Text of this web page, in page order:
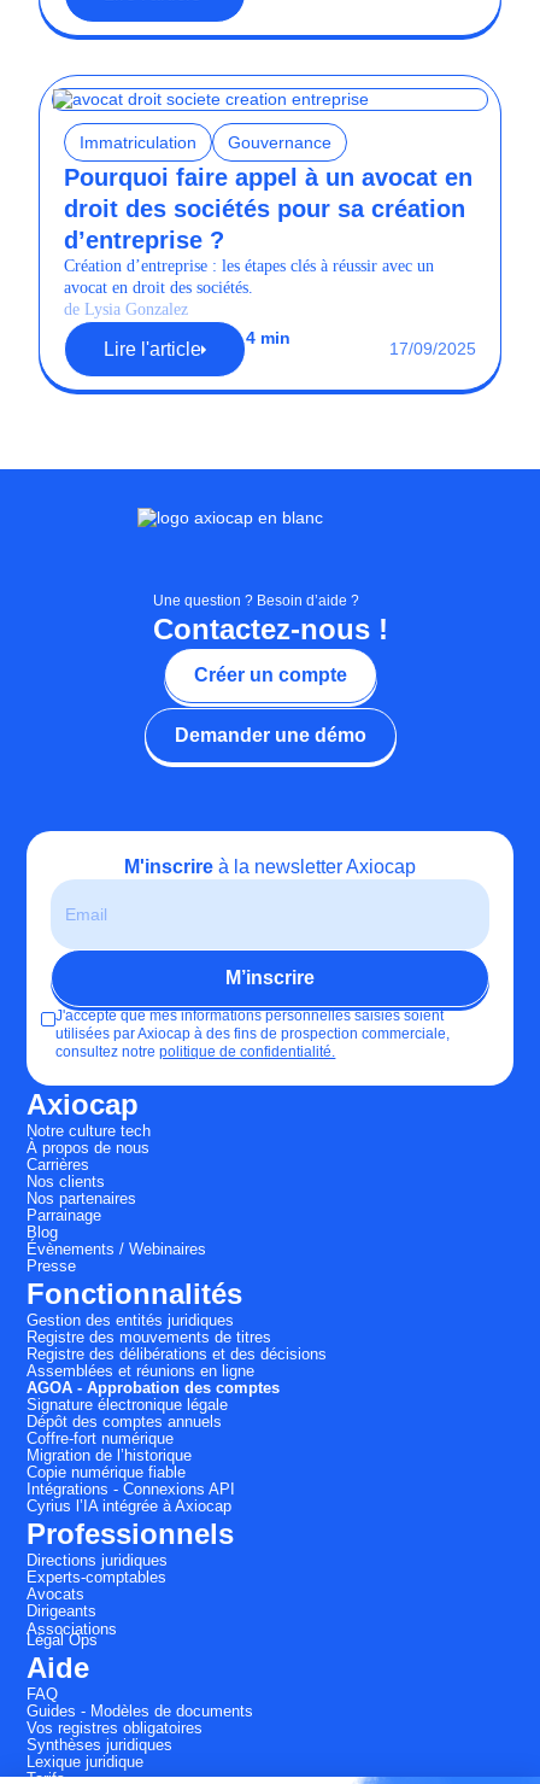
Immatriculation Gouvernance
Pourquoi faire appel à un avocat en
droit des sociétés pour sa création
d’entreprise ?
Création d’entreprise : les étapes clés à réussir avec un
avocat en droit des sociétés.
de Lysia Gonzalez
Lire l'article
4 min
17/09/2025
Créer un compte
Demander une démo
Contactez-nous !
Une question ? Besoin d’aide ?
M'inscrire à la newsletter Axiocap
J'accepte que mes informations personnelles saisies soient
utilisées par Axiocap à des fins de prospection commerciale,
consultez notrepolitique de confidentialité.
Axiocap
Notre culture tech
À propos de nous
Carrières
Nos clients
Nos partenaires
Parrainage
Blog
Évènements / Webinaires
Presse
Fonctionnalités
Gestion des entités juridiques
Registre des mouvements de titres
Registre des délibérations et des décisions
Assemblées et réunions en ligne
AGOA - Approbation des comptes
Signature électronique légale
Dépôt des comptes annuels
Coffre-fort numérique
Migration de l’historique
Copie numérique fiable
Intégrations - Connexions API
Cyrius l’IA intégrée à Axiocap
Professionnels
Directions juridiques
Experts-comptables
Avocats
Dirigeants
Associations
Légal Ops
Aide
FAQ
Guides - Modèles de documents
Vos registres obligatoires
Synthèses juridiques
Lexique juridique
Tarifs